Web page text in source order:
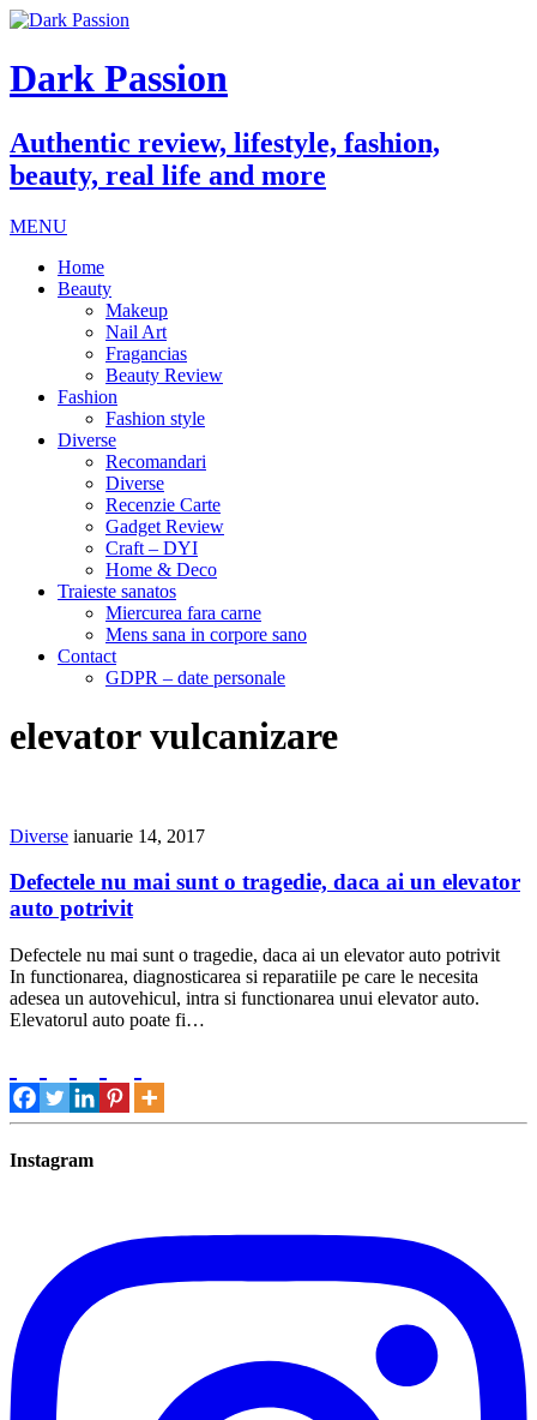
Dark Passion
Authentic review, lifestyle, fashion,
beauty, real life and more
MENU
Home
Beauty
Makeup
Nail Art
Fragancias
Beauty Review
Fashion
Fashion style
Diverse
Recomandari
Diverse
Recenzie Carte
Gadget Review
Craft – DYI
Home & Deco
Traieste sanatos
Miercurea fara carne
Mens sana in corpore sano
Contact
GDPR – date personale
elevator vulcanizare
Diverse ianuarie 14, 2017
Defectele nu mai sunt o tragedie, daca ai un elevator
auto potrivit
Defectele nu mai sunt o tragedie, daca ai un elevator auto potrivit
In functionarea, diagnosticarea si reparatiile pe care le necesita
adesea un autovehicul, intra si functionarea unui elevator auto.
Elevatorul auto poate fi…
Instagram